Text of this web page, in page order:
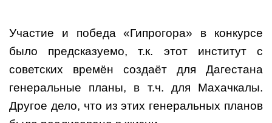
Участие и победа «Гипрогора» в конкурсе
было предсказуемо, т.к. этот институт с
советских времён создаёт для Дагестана
генеральные планы, в т.ч. для Махачкалы.
Другое дело, что из этих генеральных планов